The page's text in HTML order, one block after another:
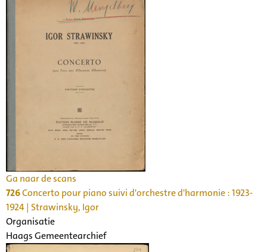
Ga naar de scans
726Concerto pour piano suivi d'orchestre d'harmonie : 1923-
1924 | Strawinsky, Igor
Organisatie
Haags Gemeentearchief